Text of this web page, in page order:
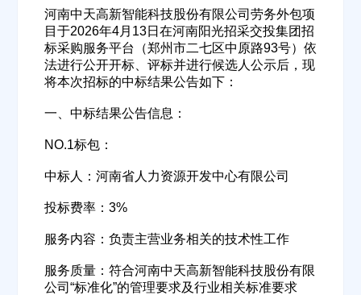
河南中天高新智能科技股份有限公司劳务外包项
目于2026年4月13日在河南阳光招采交投集团招
标采购服务平台（郑州市二七区中原路93号）依
法进行公开开标、评标并进行候选人公示后，现
将本次招标的中标结果公告如下：
一、中标结果公告信息：
NO.1标包：
中标人：河南省人力资源开发中心有限公司
投标费率：3%
服务内容：负责主营业务相关的技术性工作
服务质量：符合河南中天高新智能科技股份有限
公司“标准化”的管理要求及行业相关标准要求